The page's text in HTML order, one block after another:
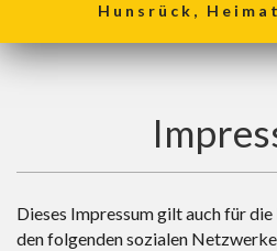
Hunsrück,
Dieses Impressum gilt auch für
den folgenden sozialen